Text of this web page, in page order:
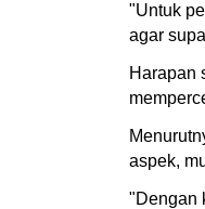
"Untuk
agar
Harapan
aspek,
"Dengan